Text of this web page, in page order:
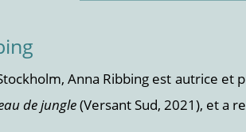
Anna Ribbing est autrice
de jungle(Versant Sud, 2021), et a